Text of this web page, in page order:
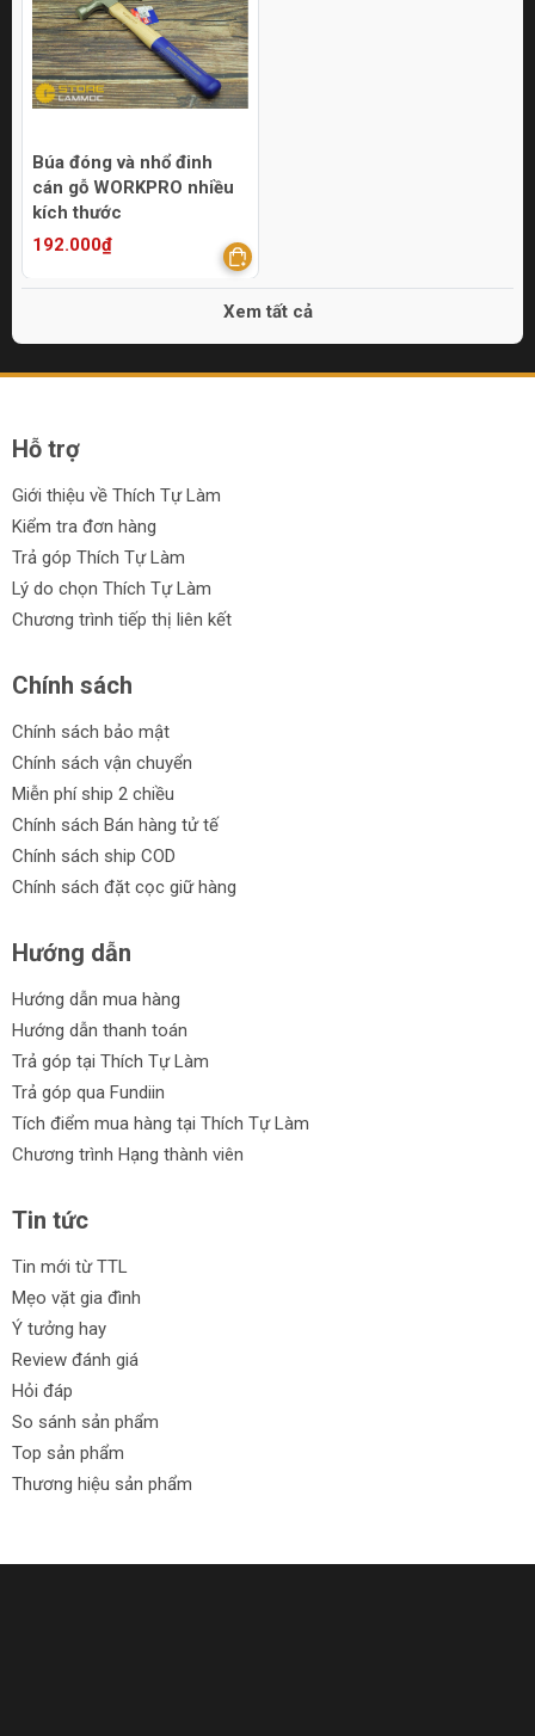
Búa đóng và nhổ đinh
cán gỗ WORKPRO nhiều
kích thước
192.000₫
Xem tất cả
Hỗ trợ
Giới thiệu về Thích Tự Làm
Kiểm tra đơn hàng
Trả góp Thích Tự Làm
Lý do chọn Thích Tự Làm
Chương trình tiếp thị liên kết
Chính sách
Chính sách bảo mật
Chính sách vận chuyển
Miễn phí ship 2 chiều
Chính sách Bán hàng tử tế
Chính sách ship COD
Chính sách đặt cọc giữ hàng
Hướng dẫn
Hướng dẫn mua hàng
Hướng dẫn thanh toán
Trả góp tại Thích Tự Làm
Trả góp qua Fundiin
Tích điểm mua hàng tại Thích Tự Làm
Chương trình Hạng thành viên
Tin tức
Tin mới từ TTL
Mẹo vặt gia đình
Ý tưởng hay
Review đánh giá
Hỏi đáp
So sánh sản phẩm
Top sản phẩm
Thương hiệu sản phẩm